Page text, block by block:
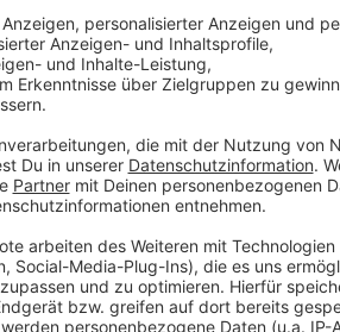
Nach der Flutkatastrophe 2021 haben
Bachläufe unter den Gleisen komplett
instandgesetzt. Außerdem mussten
und 16 Bahnübergänge repariert werden.
Parallel zum Wiederaufbau laufen die
Inzwischen stehen die ersten 124
Bürgermeisterin: "erneute